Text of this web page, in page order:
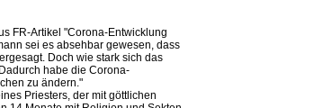
FR-Artikel "Corona-Entwicklung
sei es absehbar gewesen, dass
Doch wie stark sich das
habe die Corona-
zu ändern."
Priesters, der mit göttlichen